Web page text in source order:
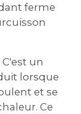
ferme
C'est un
lorsque
et se
Ce